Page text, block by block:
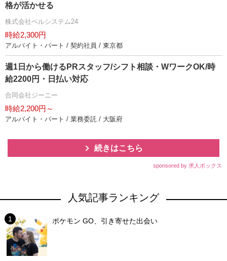
格が活かせる
株式会社ベルシステム24
時給2,300円
アルバイト・パート / 契約社員 / 東京都
週1日から働けるPRスタッフ/シフト相談・WワークOK/時
給2200円・日払い対応
合同会社ジーニー
時給2,200円～
アルバイト・パート / 業務委託 / 大阪府
続きはこちら
sponsored by 求人ボックス
人気記事ランキング
ポケモン GO、引き寄せた出会い